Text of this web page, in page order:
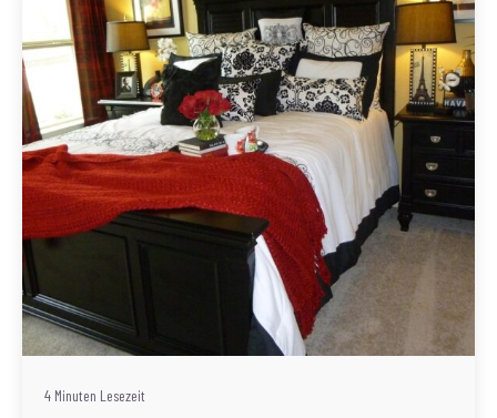
Redaktion Immofragen Sankt Pölten Stadt / Land
(AT)
4 Minuten Lesezeit